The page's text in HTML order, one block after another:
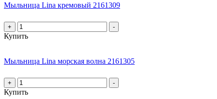
Мыльница Lina кремовый 2161309
+ -
Купить
Мыльница Lina морская волна 2161305
+ -
Купить